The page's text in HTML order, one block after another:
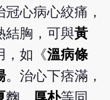
心病心絞痛，
結胸，可與黃
，如《溫病條
。治心下痞滿，